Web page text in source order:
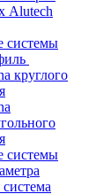
Alutech
системы
круглого
системы